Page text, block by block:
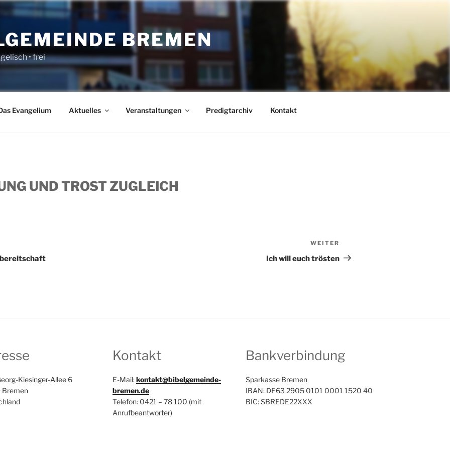
BREMEN
• frei
Evangelium Aktuelles Veranstaltungen Predigtarchiv Kontakt
UND TROST ZUGLEICH
Beitrag
WEITER
Ich will euch trösten
Kiesinger-Allee 6
Bremen
Kontakt
E-Mail:kontakt@bibelgemeinde-
bremen.de
Telefon: 0421 – 78 100 (mit
Anrufbeantworter)
Bankverbindung
Sparkasse Bremen
IBAN: DE63 2905 0101 0001 1520 40
BIC: SBREDE22XXX